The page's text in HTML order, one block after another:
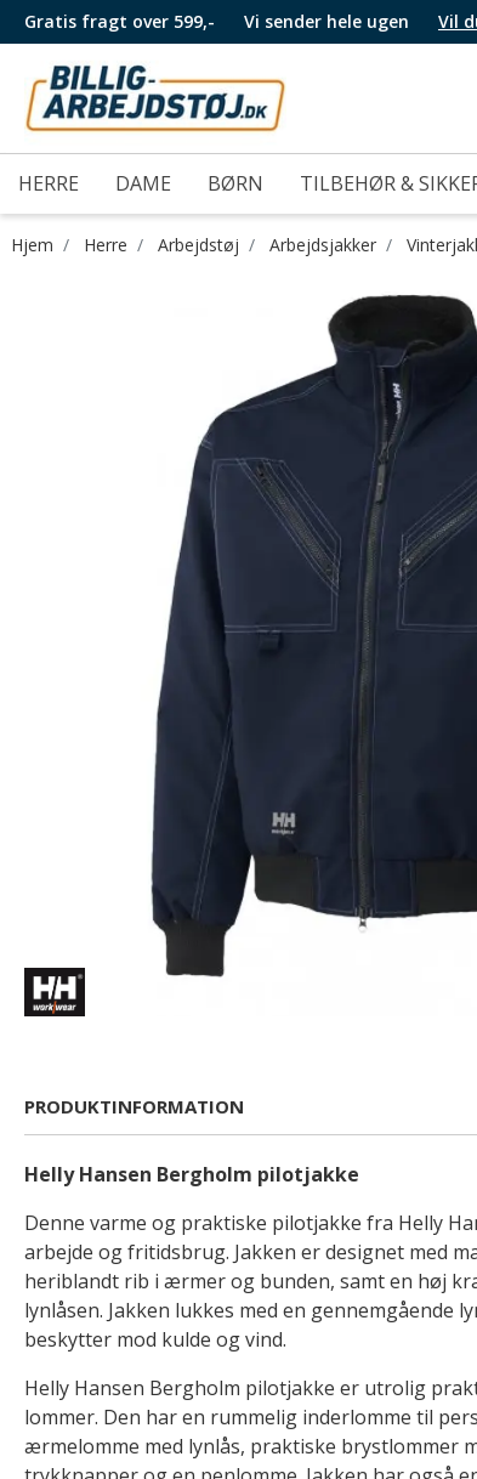
Gratis fragt over 599,- Vi sender hele ugen Vil
HERRE DAME BØRN TILBEHØR &
Hjem Herre Arbejdstøj Arbejdsjakker
PRODUKTINFORMATION
Helly Hansen Bergholm pilotjakke
Denne varme og praktiske pilotjakke fra Helly
arbejde og fritidsbrug. Jakken er designet med
heriblandt rib i ærmer og bunden, samt en høj
lynlåsen. Jakken lukkes med en gennemgående
beskytter mod kulde og vind.
Helly Hansen Bergholm pilotjakke er utrolig
lommer. Den har en rummelig inderlomme til
ærmelomme med lynlås, praktiske brystlommer